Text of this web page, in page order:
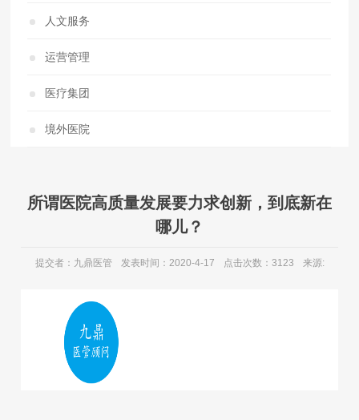
人文服务
运营管理
医疗集团
境外医院
所谓医院高质量发展要力求创新，到底新在
哪儿？
提交者：九鼎医管 发表时间：2020-4-17 点击次数：3123 来源: